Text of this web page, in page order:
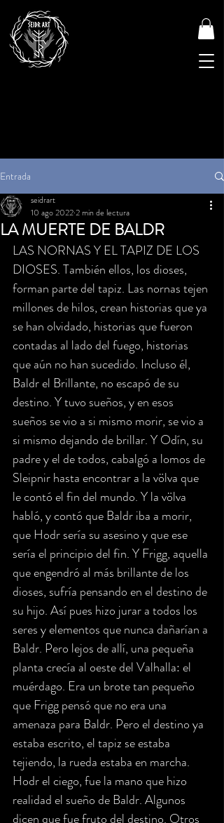
Entrada
LA MUERTE DE BALDR
seidrart
10 ago 20222 min de lectura
LAS NORNAS Y EL TAPIZ DE LOS
DIOSES. También ellos, los dioses,
forman parte del tapiz. Las nornas tejen
millones de hilos, crean historias que ya
se han olvidado, historias que fueron
contadas al lado del fuego, historias
que aún no han sucedido. Incluso él,
Baldr el Brillante, no escapó de su
destino. Y tuvo sueños, y en esos
sueños se vio a si mismo morir, se vio a
si mismo dejando de brillar. Y Odín, su
padre y el de todos, cabalgó a lomos de
Sleipnir hasta encontrar a la völva que
le contó el fin del mundo. Y la völva
habló, y contó que Baldr iba a morir,
que Hodr sería su asesino y que ese
sería el principio del fin. Y Frigg, aquella
que engendró al más brillante de los
dioses, sufría pensando en el destino de
su hijo. Así pues hizo jurar a todos los
seres y elementos que nunca dañarían a
Baldr. Pero lejos de allí, una pequeña
planta crecía al oeste del Valhalla: el
muérdago. Era un brote tan pequeño
que Frigg pensó que no era una
amenaza para Baldr. Pero el destino ya
estaba escrito, el tapiz se estaba
tejiendo, la rueda estaba en marcha.
Hodr el ciego, fue la mano que hizo
realidad el sueño de Baldr. Algunos
dicen que fue fruto del destino. Otros